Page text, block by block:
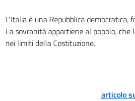
16
17
L'Italia è una Repubblica democratica,
La sovranità appartiene al popolo,
nei limiti della Costituzione.
articolo